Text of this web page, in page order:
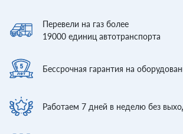
Перевели на газ более
19000 единиц автотранспорта
Бессрочная гарантия на
Работаем 7 дней в неделю без